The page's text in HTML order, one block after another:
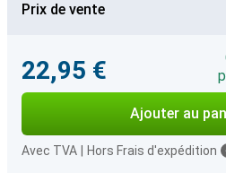
Prix de vente
22,95 €
Ajouter au
Avec TVA Hors Frais d'expédition